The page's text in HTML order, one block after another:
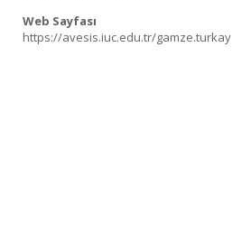
Web Sayfası
https://avesis.iuc.edu.tr/gamze.turkay